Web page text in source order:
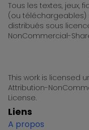
Tous les textes, jeux,
(ou téléchargeables)
distribués sous
NonCommercial-
This work is licensed
Attribution-
License.
Liens
A propos